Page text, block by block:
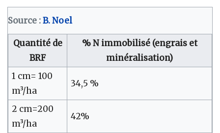
Source :B. Noel
Quantité de
BRF
% N immobilisé (engrais et
minéralisation)
1 cm= 100
m³/ha
34,5 %
2 cm=200
m³/ha
42%